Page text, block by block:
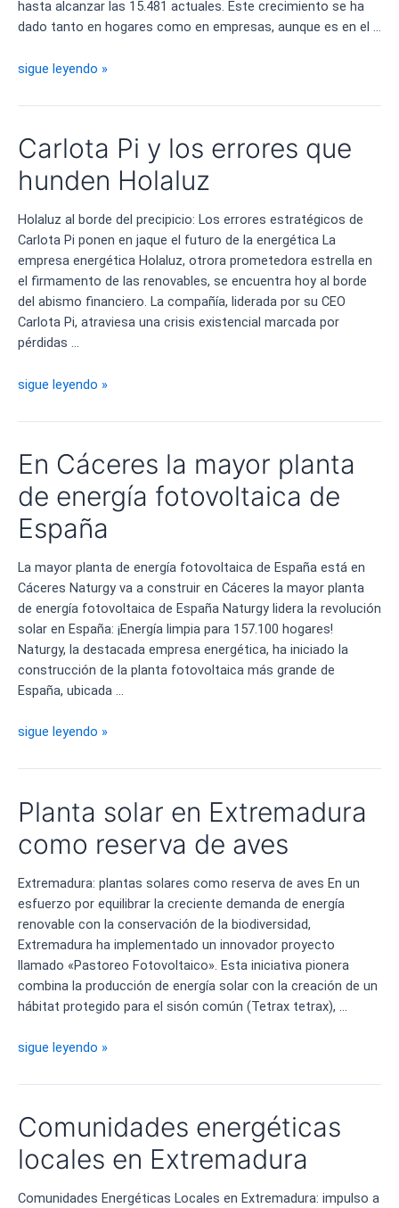
hasta alcanzar las 15.481 actuales. Este crecimiento se ha
dado tanto en hogares como en empresas, aunque es en el …
Extremadura
del
en
energía
solar
sigue leyendo »
Carlota Pi y los errores que
hunden Holaluz
Holaluz al borde del precipicio: Los errores estratégicos de
Carlota Pi ponen en jaque el futuro de la energética La
empresa energética Holaluz, otrora prometedora estrella en
el firmamento de las renovables, se encuentra hoy al borde
del abismo financiero. La compañía, liderada por su CEO
Carlota Pi, atraviesa una crisis existencial marcada por
pérdidas …
Carlota
y
errores
que
hunden
Holaluz
sigue leyendo »
En Cáceres la mayor planta
de energía fotovoltaica de
España
La mayor planta de energía fotovoltaica de España está en
Cáceres Naturgy va a construir en Cáceres la mayor planta
de energía fotovoltaica de España Naturgy lidera la revolución
solar en España: ¡Energía limpia para 157.100 hogares!
Naturgy, la destacada empresa energética, ha iniciado la
construcción de la planta fotovoltaica más grande de
España, ubicada …
En
la
planta
energía
fotovoltaica
España
sigue leyendo »
Planta solar en Extremadura
como reserva de aves
Extremadura: plantas solares como reserva de aves En un
esfuerzo por equilibrar la creciente demanda de energía
renovable con la conservación de la biodiversidad,
Extremadura ha implementado un innovador proyecto
llamado «Pastoreo Fotovoltaico». Esta iniciativa pionera
combina la producción de energía solar con la creación de un
hábitat protegido para el sisón común (Tetrax tetrax), …
Planta
en
como
reserva
de
aves
sigue leyendo »
Comunidades energéticas
locales en Extremadura
Comunidades Energéticas Locales en Extremadura: impulso a